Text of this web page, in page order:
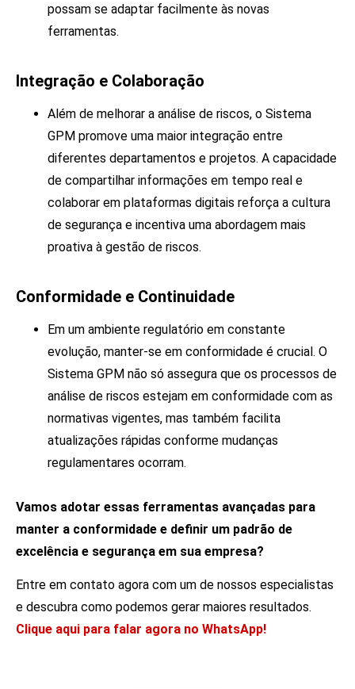
possam se adaptar facilmente às novas
ferramentas.
Integração e Colaboração
Além de melhorar a análise de riscos, o Sistema
GPM promove uma maior integração entre
diferentes departamentos e projetos. A capacidade
de compartilhar informações em tempo real e
colaborar em plataformas digitais reforça a cultura
de segurança e incentiva uma abordagem mais
proativa à gestão de riscos.
Conformidade e Continuidade
Em um ambiente regulatório em constante
evolução, manter-se em conformidade é crucial. O
Sistema GPM não só assegura que os processos de
análise de riscos estejam em conformidade com as
normativas vigentes, mas também facilita
atualizações rápidas conforme mudanças
regulamentares ocorram.
Vamos adotar essas ferramentas avançadas para
manter a conformidade e definir um padrão de
excelência e segurança em sua empresa?
Entre em contato agora com um de nossos especialistas
e descubra como podemos gerar maiores resultados.
Clique aqui para falar agora no WhatsApp!